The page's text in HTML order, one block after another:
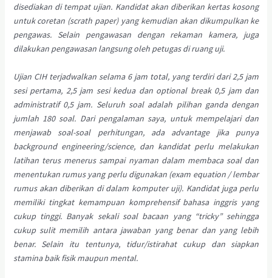
disediakan di tempat ujian. Kandidat akan diberikan kertas kosong
untuk coretan (scrath paper) yang kemudian akan dikumpulkan ke
pengawas. Selain pengawasan dengan rekaman kamera, juga
dilakukan pengawasan langsung oleh petugas di ruang uji.
Ujian CIH terjadwalkan selama 6 jam total, yang terdiri dari 2,5 jam
sesi pertama, 2,5 jam sesi kedua dan optional break 0,5 jam dan
administratif 0,5 jam. Seluruh soal adalah pilihan ganda dengan
jumlah 180 soal. Dari pengalaman saya, untuk mempelajari dan
menjawab soal-soal perhitungan, ada advantage jika punya
background engineering/science, dan kandidat perlu melakukan
latihan terus menerus sampai nyaman dalam membaca soal dan
menentukan rumus yang perlu digunakan (exam equation / lembar
rumus akan diberikan di dalam komputer uji). Kandidat juga perlu
memiliki tingkat kemampuan komprehensif bahasa inggris yang
cukup tinggi. Banyak sekali soal bacaan yang “tricky” sehingga
cukup sulit memilih antara jawaban yang benar dan yang lebih
benar. Selain itu tentunya, tidur/istirahat cukup dan siapkan
stamina baik fisik maupun mental.